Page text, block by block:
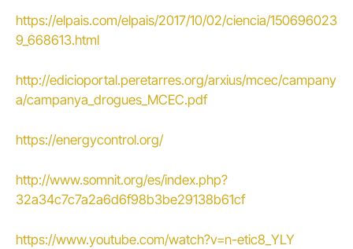
https://elpais.com/elpais/2017/10/02/ciencia/150696023
9_668613.html
http://edicioportal.peretarres.org/arxius/mcec/campany
a/campanya_drogues_MCEC.pdf
https://energycontrol.org/
http://www.somnit.org/es/index.php?
32a34c7c7a2a6d6f98b3be29138b61cf
https://www.youtube.com/watch?v=n-etic8_YLY